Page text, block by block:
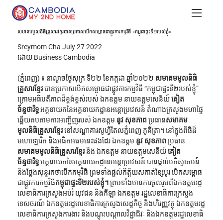
សមាគមមូលនិធិគ្រួសារខ្មែរបានប្រកាសបើកសម្ពោធជាផ្លូវការកម្មវិធី «កម្ពុជាផ្ទះទី២របស់ខ្ញុំ»
Sreymom Cha July 27 2022
ដោយ Business Cambodia
(ភ្នំពេញ) ៖ នាល្ងាចថ្ងៃសុក្រ ទី២២ ខែកក្កដា ឆ្នាំ២០២២ សមាគមមូលនិធិ
គ្រួសារខ្មែរ បានប្រកាសបើកសម្ពោធជាផ្លូវការកម្មវិធី “កម្ពុជាផ្ទះទី២របស់ខ្ញុំ”
ក្រោមអធិបតីភាពដ៏ខ្ពង់ខ្ពស់របស់​ ឯកឧត្ដម នាយឧត្ដមសេនីយ៍ គៀត
ច័ន្ទថារិទ្ធ អគ្គនាយកនៃអគ្គនាយកដ្ឋានអន្តោប្រវេសន៍ តំណាងក្រសួងមហាផ្ទៃ
ឆ្លើយតបតាមការអញ្ជើញរបស់ ឯកឧត្ដម នូវ សុខភាព ប្រធានសមាគម
មូលនិធិគ្រួសារខ្មែរ នៅសណ្ឋាគារសូហ្វីតែលភ្នំពេញ ភូគីត្រា។ នៅក្នុងពិធីដ៏
មហោឡារិក និងអធិកអធមនេះផងដែរ ឯកឧត្ដម នូវ សុខភាព ប្រធាន
សមាគមមូលនិធិគ្រួសារខ្មែរ និង ​ឯកឧត្ដម នាយឧត្ដមសេនីយ៍ គៀត
ច័ន្ទថារិទ្ធ អគ្គនាយកនៃអគ្គនាយកដ្ឋានអន្តោប្រវេសន៍ បានផ្ដល់មតិស្វាគមន៍
និងថ្លែងសុន្ទរកថាបើកកម្មវិធី ព្រមទាំងផ្ដល់កិត្តិយសកាត់ខ្សែបូរ បើកសម្ពោធ
ជាផ្លូវការកម្មវិធីកម្ពុជាផ្ទះទី២របស់ខ្ញុំ។ ព្រមទាំងមានការចូលរួមពីឯកឧត្ដមរដ្ឋ
លេខាធិការក្រសួងអប់រំ យុវជន និងកីឡា ឯកឧត្ដម រដ្ឋលេខាធិការក្រសួង
ទេសចរណ៍ ឯកឧត្ដមរដ្ឋលេខាធិការក្រសួងសេដ្ឋកិច្ច និងហិរញ្ញវត្ថុ ឯកឧត្ដមរដ្ឋ
លេខាធិការក្រសួងការងារ និងបណ្ដុះបណ្ដាលវិជ្ជាជីវៈ និងឯកឧត្ដមរដ្ឋលេខាធិ